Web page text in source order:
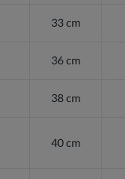
33 cm
36 cm
38 cm
40 cm